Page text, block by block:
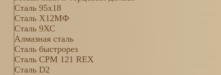
Сталь 95х18
Сталь Х12МФ
Сталь 9ХС
Алмазная сталь
Сталь быстрорез
Сталь CPM 121 REX
Сталь D2